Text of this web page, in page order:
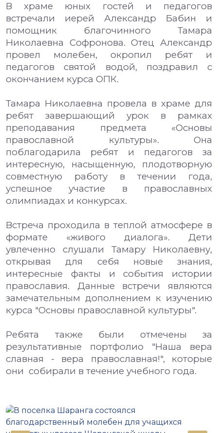
В храме юных гостей и педагогов
встречали иерей Александр Бабин и
помощник благочинного Тамара
Николаевна Софронова. Отец Александр
провел молебен, окропил ребят и
педагогов святой водой, поздравил с
окончанием курса ОПК.
Тамара Николаевна провела в храме для
ребят завершающий урок в рамках
преподавания предмета «Основы
православной культуры». Она
поблагодарила ребят и педагогов за
интересную, насыщенную, плодотворную
совместную работу в течении года,
успешное участие в православных
олимпиадах и конкурсах.
Встреча проходила в теплой атмосфере в
формате «живого диалога». Дети
увлеченно слушали Тамару Николаевну,
открывая для себя новые знания,
интересные факты и события истории
православия. Данные встречи являются
замечательным дополнением к изучению
курса "Основы православной культуры".
Ребята также были отмечены за
результативные портфолио "Наша вера
славная - вера православная!", которые
они собирали в течение учебного года.